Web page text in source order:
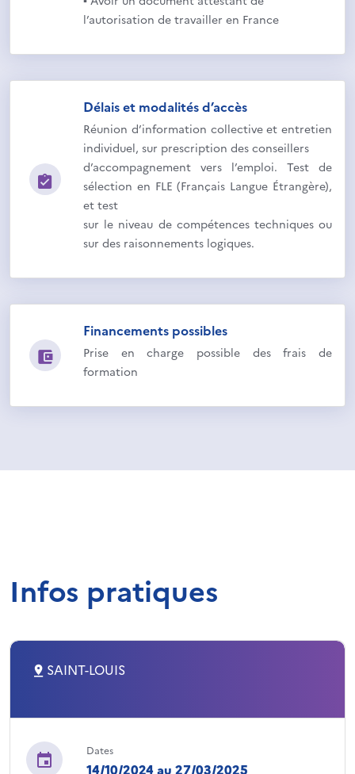
l’autorisation de travailler en France
Délais et modalités d’accès
Réunion d’information collective et entretien
individuel, sur prescription des conseillers
d’accompagnement vers l’emploi. Test de
sélection en FLE (Français Langue Étrangère),
et test
sur le niveau de compétences techniques ou
sur des raisonnements logiques.
Financements possibles
Prise en charge possible des frais de
formation
Infos pratiques
SAINT-LOUIS
Dates
14/10/2024 au 27/03/2025